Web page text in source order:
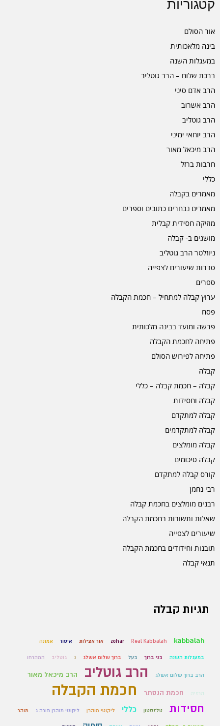
קטגוריות
אור הסולם
בינה מלאכותית
במעגלות השנה
ברכת שלום – הרב גוטליב
הרב אדם סיני
הרב אשרוב
הרב גוטליב
הרב יוחאי ימיני
הרב מיכאל מאור
חרבות ברזל
כללי
מאמרים בקבלה
מאמרים נבחרים כתובים וספרים
מוזיקה חסידית קבלית
מושגים ב- קבלה
ניוזלטר הרב גוטליב
סדרות שיעורים לצפייה
ספרים
ערוץ קבלה למתחיל – חכמת הקבלה
פסח
פרשה ומועד בבינה מלכותית
פתיחה לחכמת הקבלה
פתיחה לפירוש הסולם
קבלה
קבלה – חכמת קבלה – כללי
קבלה וחסידות
קבלה למתקדם
קבלה למתקדמים
קבלה מומלצים
קבלה סיכומים
קורס קבלה למתקדם
רבי נחמן
רבנים מומלצים בחכמת קבלה
שאלות ותשובות בחכמת הקבלה
שיעורים לצפייה
תובנות וחידודים בחכמת הקבלה
תנאי קבלה
תגיות קבלה
kabbalah
Real Kabbalah
zohar אור אצילות איסור אמונה
במעגלות השנה בני ברוך בעל ברוך שלום אשלג ג גוטליב המהרחו
הרב ברוך שלום אשלג הרב גוטליב הרב מיכאל מאור
הרזיה חכמת הנסתר חכמת הקבלה
חסידות טלזסטון כללי ליקוטי מוהרן ליקוטי מוהרן תורה ג מוהר